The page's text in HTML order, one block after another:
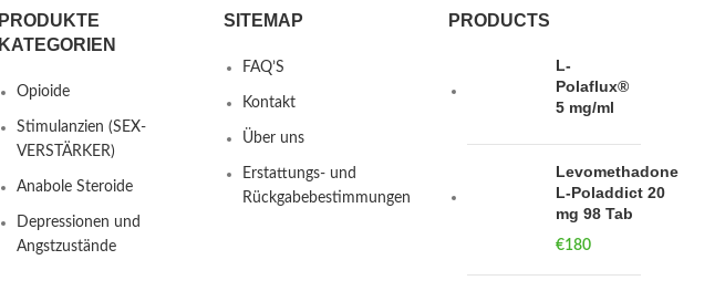
PRODUKTE
KATEGORIEN
Opioide
Stimulanzien (SEX-
VERSTÄRKER)
Anabole Steroide
Depressionen und
Angstzustände
SITEMAP
FAQ’S
Kontakt
Über uns
Erstattungs- und
Rückgabebestimmungen
PRODUCTS
L-
Polaflux®
5 mg/ml
Levomethadone
L-Poladdict 20
mg 98 Tab
€180